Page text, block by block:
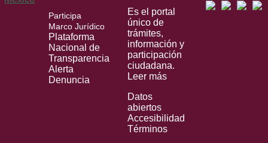
Participa
Marco Jurídico
Plataforma
Nacional de
Transparencia
Alerta
Denuncia
Es el portal
único de
trámites,
información y
participación
ciudadana.
Leer más
Datos
abiertos
Accesibilidad
Términos